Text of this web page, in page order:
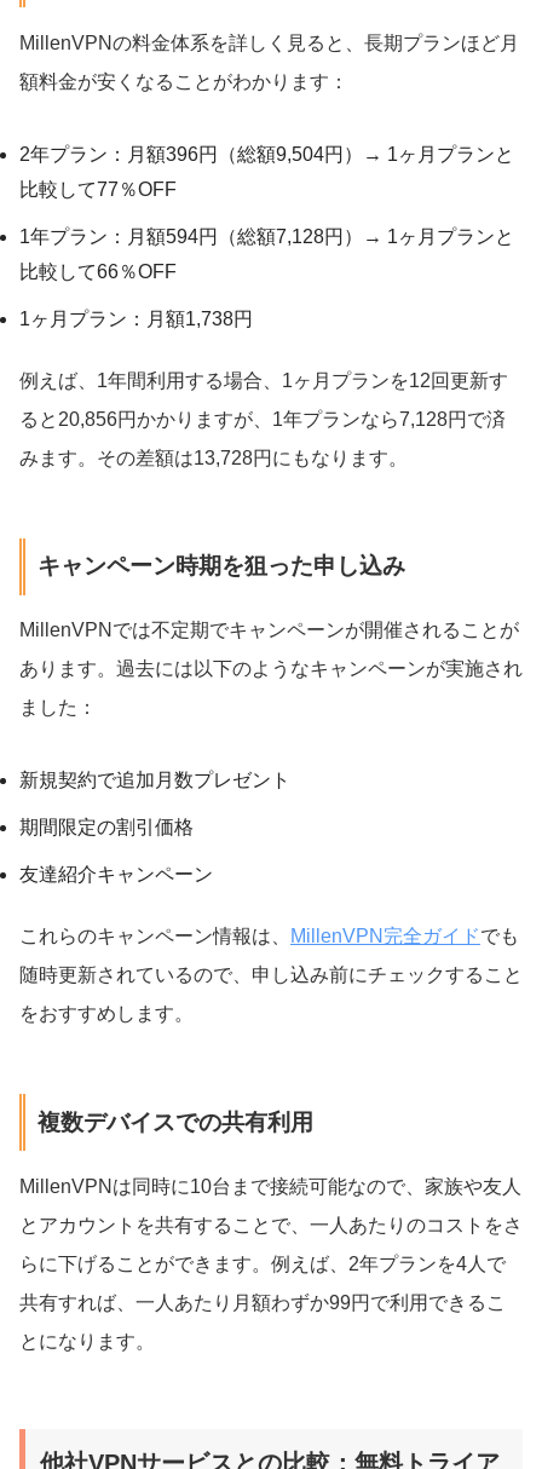
MillenVPNの料金体系を詳しく見ると、長期プランほど月
額料金が安くなることがわかります：
2年プラン：月額396円（総額9,504円）→ 1ヶ月プランと
比較して77％OFF
1年プラン：月額594円（総額7,128円）→ 1ヶ月プランと
比較して66％OFF
1ヶ月プラン：月額1,738円
例えば、1年間利用する場合、1ヶ月プランを12回更新す
ると20,856円かかりますが、1年プランなら7,128円で済
みます。その差額は13,728円にもなります。
キャンペーン時期を狙った申し込み
MillenVPNでは不定期でキャンペーンが開催されることが
あります。過去には以下のようなキャンペーンが実施され
ました：
新規契約で追加月数プレゼント
期間限定の割引価格
友達紹介キャンペーン
これらのキャンペーン情報は、 MillenVPN完全ガイドでも
随時更新されているので、申し込み前にチェックすること
をおすすめします。
複数デバイスでの共有利用
MillenVPNは同時に10台まで接続可能なので、家族や友人
とアカウントを共有することで、一人あたりのコストをさ
らに下げることができます。例えば、2年プランを4人で
共有すれば、一人あたり月額わずか99円で利用できるこ
とになります。
他社VPNサービスとの比較：無料トライア